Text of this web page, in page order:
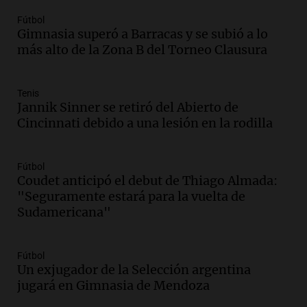
Episodios
Audio.Kicillof critica la desregulación
Episodios
Audio. La UNT evalúa apelación ante la
Pagani como rector
Panorama Federal
Audio.El cardenal Ángel Rossi advirtió
Santa Misa
Episodios
Audio.La Bulaya se prepara para el cierre
Fútbol
Gimnasia superó a Barracas y se subió a lo
más alto de la Zona B del Torneo Clausura
Tenis
Jannik Sinner se retiró del Abierto de
Cincinnati debido a una lesión en la rodilla
Fútbol
Coudet anticipó el debut de Thiago Almada:
"Seguramente estará para la vuelta de
Sudamericana"
Fútbol
Un exjugador de la Selección argentina
jugará en Gimnasia de Mendoza